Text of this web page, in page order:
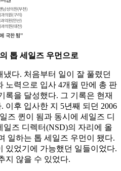
톱 세일즈 우먼으로
다. 처음부터 일이 잘 풀렸던
노력으로 입사 4개월 만에 총 판
록을 달성했다. 그 기록은 현재
이후 입사한 지 5년째 되던 2006
즈 퀸이 됨과 동시에 세일즈 디
즈 디렉터(NSD)의 자리에 올
일하는 톱 세일즈 우먼이 됐다.
있었기에 가능했던 일들이었다.
지 않을 수 있었다.